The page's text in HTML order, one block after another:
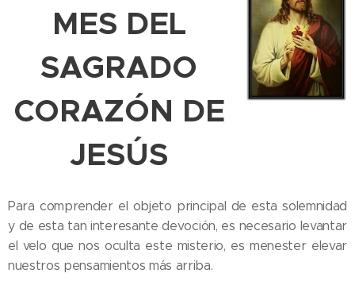
MES DEL
SAGRADO
CORAZÓN DE
JESÚS
Para comprender el objeto principal de esta solemnidad
y de esta tan interesante devoción, es necesario levantar
el velo que nos oculta este misterio, es menester elevar
nuestros pensamientos más arriba.